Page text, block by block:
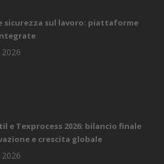
sicurezza sul lavoro: piattaforme
e Texprocess 2026: bilancio finale
e crescita globale